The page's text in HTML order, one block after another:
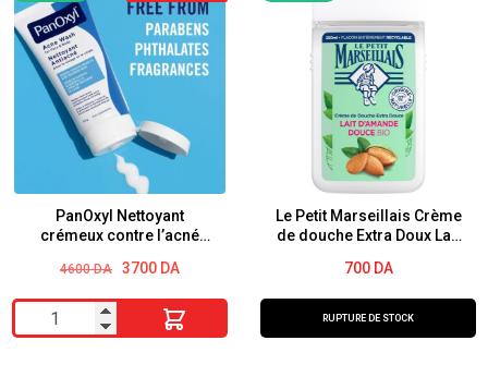
PanOxyl Nettoyant
crémeux contre l’acné
4600DA
Le
initial
4600 DA.
3700 DA
Le
actuel
3700 DA.
quantité
de
Le Petit Marseillais Crème
de douche Extra Doux Lait
700 DA
RUPTURE DE STOCK